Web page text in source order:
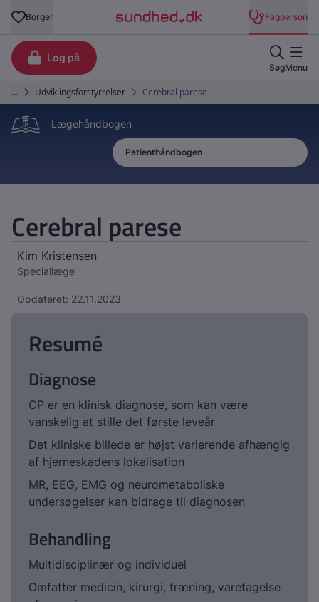
Lægehåndbogen
Patienthåndbogen
Cerebral parese
Kim Kristensen
Speciallæge
Opdateret: 22.11.2023
Resumé
Diagnose
CP er en klinisk diagnose, som kan være
vanskelig at stille det første leveår
Det kliniske billede er højst varierende afhængig
af hjerneskadens lokalisation
MR, EEG, EMG og neurometaboliske
undersøgelser kan bidrage til diagnosen
Behandling
Multidisciplinær og individuel
Omfatter medicin, kirurgi, træning, varetagelse